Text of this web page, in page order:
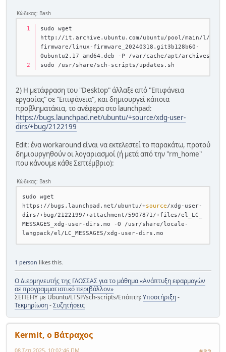
Κώδικας: Bash
sudo wget
http://it.archive.ubuntu.com/ubuntu/pool/main/l/
firmware/linux-firmware_20240318.git3b128b60-
0ubuntu2.17_amd64.deb -P /var/cache/apt/archives
sudo /usr/share/sch-scripts/updates.sh
2) Η μετάφραση του "Desktop" άλλαξε από "Επιφάνεια
εργασίας" σε "Επιφάνεια", και δημιουργεί κάποια
προβληματάκια, το ανέφερα στο launchpad:
https://bugs.launchpad.net/ubuntu/+source/xdg-user-
dirs/+bug/2122199
Edit: ένα workaround είναι να εκτελεστεί το παρακάτω, προτού
δημιουργηθούν οι λογαριασμοί (ή μετά από την "rm_home"
που κάνουμε κάθε Σεπτέμβριο):
Κώδικας: Bash
sudo wget
https://bugs.launchpad.net/ubuntu/+source/xdg-user-
dirs/+bug/2122199/+attachment/5907871/+files/el_LC_
MESSAGES_xdg-user-dirs.mo -O /usr/share/locale-
1 person likes this.
Ο Διερμηνευτής της ΓΛΩΣΣΑΣ για το μάθημα «Ανάπτυξη εφαρμογών
σε προγραμματιστικό περιβάλλον»
ΣΕΠΕΗΥ με Ubuntu/LTSP/sch-scripts/Επόπτη:Υποστήριξη-
Τεκμηρίωση-Συζητήσεις
Kermit, ο Βάτραχος
08 Σεπ 2025, 10:02:46 ΠΜ